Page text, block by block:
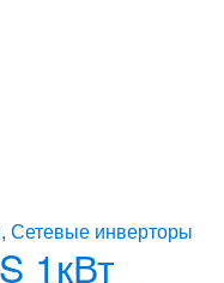
, Сетевые инверторы
1кВт